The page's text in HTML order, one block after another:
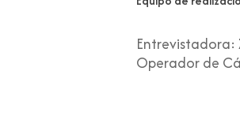
Entrevistadora:
Operador de